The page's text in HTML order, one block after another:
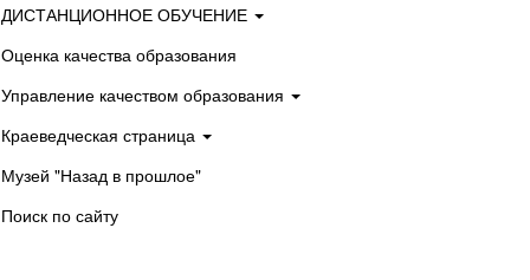
ДИСТАНЦИОННОЕ ОБУЧЕНИЕ
Оценка качества образования
Управление качеством образования
Краеведческая страница
Музей "Назад в прошлое"
Поиск по сайту